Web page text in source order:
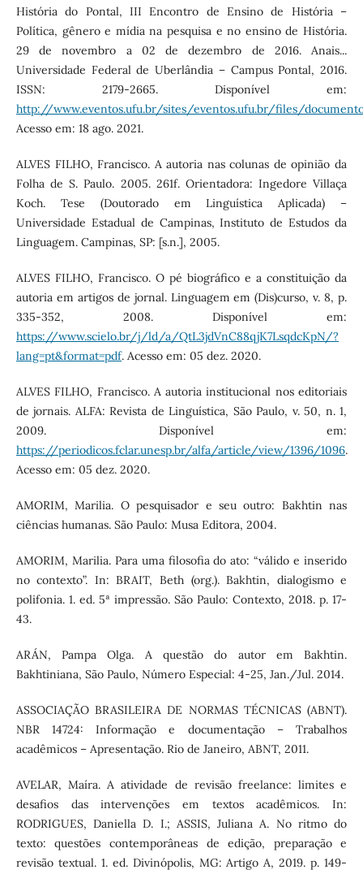
História do Pontal, III Encontro de Ensino de História –
Política, gênero e mídia na pesquisa e no ensino de História.
29 de novembro a 02 de dezembro de 2016. Anais...
Universidade Federal de Uberlândia – Campus Pontal, 2016.
ISSN: 2179-2665. Disponível em:
http://www.eventos.ufu.br/sites/eventos.ufu.br/files/
Acesso em: 18 ago. 2021.
ALVES FILHO, Francisco. A autoria nas colunas de opinião da
Folha de S. Paulo. 2005. 261f. Orientadora: Ingedore Villaça
Koch. Tese (Doutorado em Linguística Aplicada) –
Universidade Estadual de Campinas, Instituto de Estudos da
Linguagem. Campinas, SP: [s.n.], 2005.
ALVES FILHO, Francisco. O pé biográfico e a constituição da
autoria em artigos de jornal. Linguagem em (Dis)curso, v. 8, p.
335-352, 2008. Disponível em:
https://www.scielo.br/j/ld/a/QtL3jdVnC88qjK7LsqdcKpN/?
lang=pt&format=pdf. Acesso em: 05 dez. 2020.
ALVES FILHO, Francisco. A autoria institucional nos editoriais
de jornais. ALFA: Revista de Linguística, São Paulo, v. 50, n. 1,
2009. Disponível em:
https://periodicos.fclar.unesp.br/alfa/article/view/1396/1096.
Acesso em: 05 dez. 2020.
AMORIM, Marilia. O pesquisador e seu outro: Bakhtin nas
ciências humanas. São Paulo: Musa Editora, 2004.
AMORIM, Marilia. Para uma filosofia do ato: “válido e inserido
no contexto”. In: BRAIT, Beth (org.). Bakhtin, dialogismo e
polifonia. 1. ed. 5ª impressão. São Paulo: Contexto, 2018. p. 17-
43.
ARÁN, Pampa Olga. A questão do autor em Bakhtin.
Bakhtiniana, São Paulo, Número Especial: 4-25, Jan./Jul. 2014.
ASSOCIAÇÃO BRASILEIRA DE NORMAS TÉCNICAS (ABNT).
NBR 14724: Informação e documentação – Trabalhos
acadêmicos – Apresentação. Rio de Janeiro, ABNT, 2011.
AVELAR, Maíra. A atividade de revisão freelance: limites e
desafios das intervenções em textos acadêmicos. In:
RODRIGUES, Daniella D. I.; ASSIS, Juliana A. No ritmo do
texto: questões contemporâneas de edição, preparação e
revisão textual. 1. ed. Divinópolis, MG: Artigo A, 2019. p. 149-